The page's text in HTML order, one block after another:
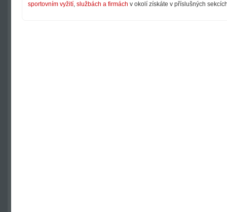
sportovním vyžití, službách a firmách v okolí získáte v příslušných